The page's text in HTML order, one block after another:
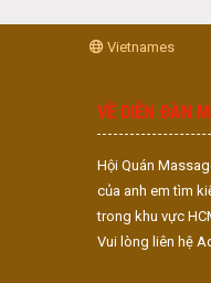
Vietnames
VỀ DIỄN ĐÀN
Hội Quán
của anh em tìm
trong khu vực
Vui lòng liên hệ